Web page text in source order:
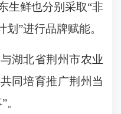
生鲜也分别采取“非
”进行品牌赋能。
湖北省荆州市农业
同培育推广荆州当